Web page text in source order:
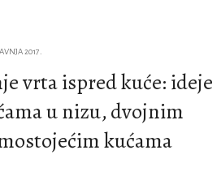
2017.
vrta ispred kuće: ideje
u nizu, dvojnim
kućama